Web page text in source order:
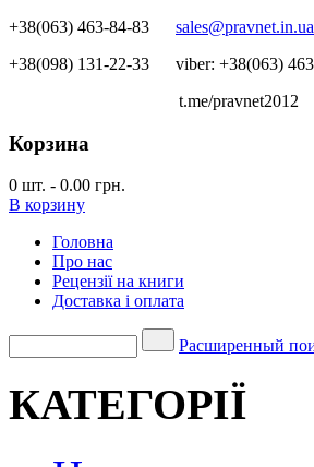
+38(063) 463-84-83 sales@pravnet.in.ua
+38(098) 131-22-33 viber: +38(063)
t.me/pravnet2012
Корзина
0 шт. - 0.00 грн.
В корзину
Головна
Про нас
Рецензії на книги
Доставка і оплата
Расширенный
КАТЕГОРІЇ